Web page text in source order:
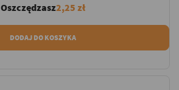
Oszczędzasz2,25 zł
DODAJ DO KOSZYKA